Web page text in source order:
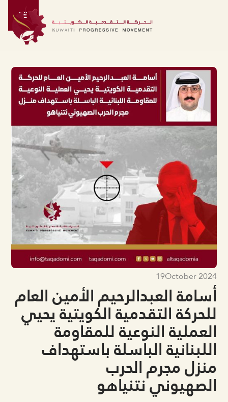
October 2024
19
أسامة العبدالرحيم الأمين العام
للحركة التقدمية الكويتية يحيي
العملية النوعية للمقاومة
اللبنانية الباسلة باستهداف
منزل مجرم الحرب
الصهيوني نتنياهو